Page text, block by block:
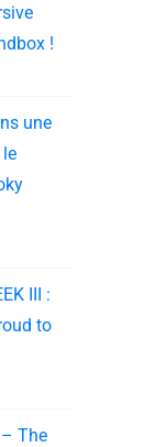
!
une
III :
to
The